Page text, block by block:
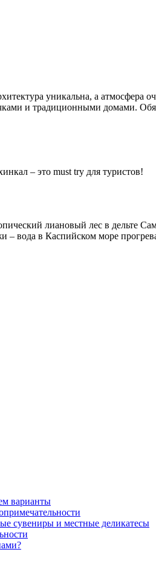
уникальна, а атмосфера
и традиционными домами.
– это must try для туристов!
лиановый лес в дельте
вода в Каспийском море
варианты
сувениры и местные деликатесы